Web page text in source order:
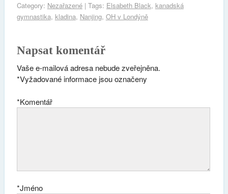
Category: Nezařazené| Tags: Elsabeth Black, kanadská
gymnastika, kladina, Nanjing, OH v Londýně
Napsat komentář
Vaše e-mailová adresa nebude zveřejněna.
Vyžadované informace jsou označeny
*
Komentář
*
Jméno
*